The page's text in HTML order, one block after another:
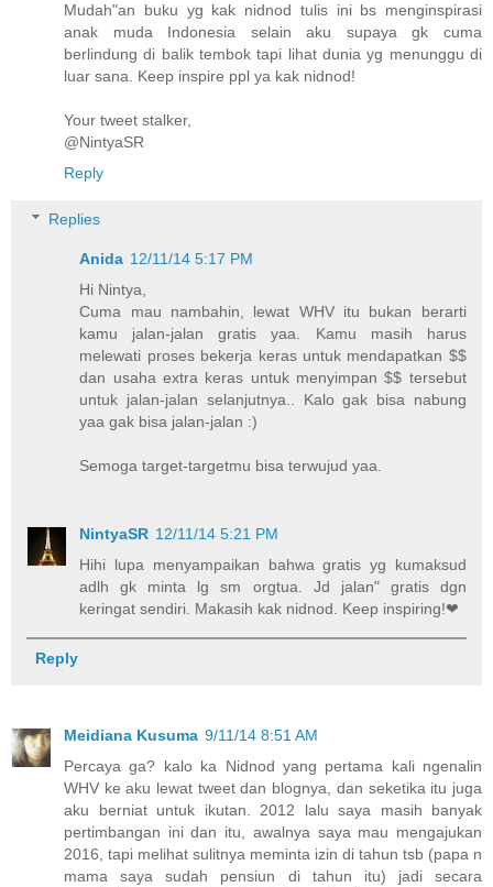
Mudah"an buku yg kak nidnod tulis ini bs menginspirasi
anak muda Indonesia selain aku supaya gk cuma
berlindung di balik tembok tapi lihat dunia yg menunggu di
luar sana. Keep inspire ppl ya kak nidnod!
Your tweet stalker,
@NintyaSR
Reply
Replies
Anida 12/11/14 5:17 PM
Hi Nintya,
Cuma mau nambahin, lewat WHV itu bukan berarti
kamu jalan-jalan gratis yaa. Kamu masih harus
melewati proses bekerja keras untuk mendapatkan $$
dan usaha extra keras untuk menyimpan $$ tersebut
untuk jalan-jalan selanjutnya.. Kalo gak bisa nabung
yaa gak bisa jalan-jalan :)
Semoga target-targetmu bisa terwujud yaa.
NintyaSR 12/11/14 5:21 PM
Hihi lupa menyampaikan bahwa gratis yg kumaksud
adlh gk minta lg sm orgtua. Jd jalan" gratis dgn
keringat sendiri. Makasih kak nidnod. Keep inspiring!❤
Reply
Meidiana Kusuma 9/11/14 8:51 AM
Percaya ga? kalo ka Nidnod yang pertama kali ngenalin
WHV ke aku lewat tweet dan blognya, dan seketika itu juga
aku berniat untuk ikutan. 2012 lalu saya masih banyak
pertimbangan ini dan itu, awalnya saya mau mengajukan
2016, tapi melihat sulitnya meminta izin di tahun tsb (papa n
mama saya sudah pensiun di tahun itu) jadi secara